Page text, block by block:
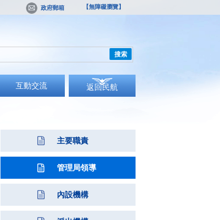
政府郵箱 【無障礙瀏覽】
搜索
互動交流 返回民航
主要職責
管理局領導
內設機構